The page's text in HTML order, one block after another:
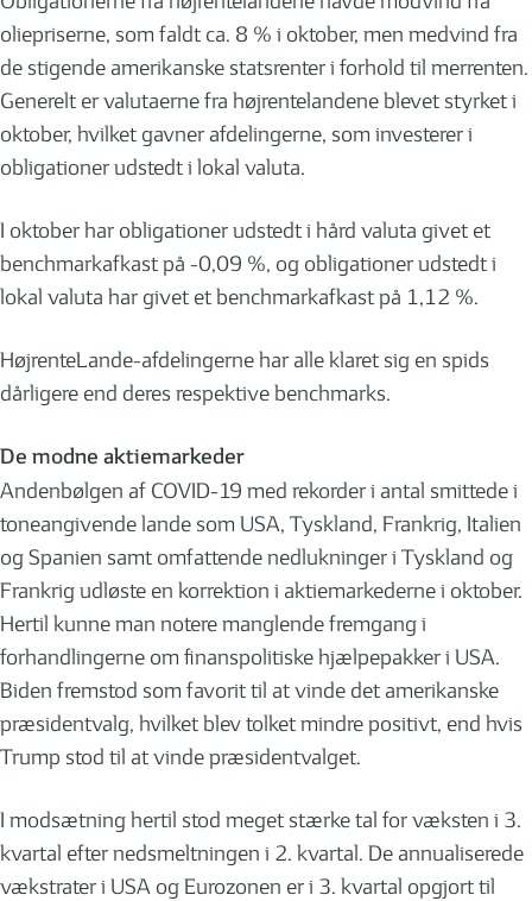
oliepriserne, som faldt ca. 8 % i oktober, men medvind fra
de stigende amerikanske statsrenter i forhold til merrenten.
Generelt er valutaerne fra højrentelandene blevet styrket i
oktober, hvilket gavner afdelingerne, som investerer i
obligationer udstedt i lokal valuta.
I oktober har obligationer udstedt i hård valuta givet et
benchmarkafkast på -0,09 %, og obligationer udstedt i
lokal valuta har givet et benchmarkafkast på 1,12 %.
HøjrenteLande-afdelingerne har alle klaret sig en spids
dårligere end deres respektive benchmarks.
De modne aktiemarkeder
Andenbølgen af COVID-19 med rekorder i antal smittede i
toneangivende lande som USA, Tyskland, Frankrig, Italien
og Spanien samt omfattende nedlukninger i Tyskland og
Frankrig udløste en korrektion i aktiemarkederne i oktober.
Hertil kunne man notere manglende fremgang i
forhandlingerne om finanspolitiske hjælpepakker i USA.
Biden fremstod som favorit til at vinde det amerikanske
præsidentvalg, hvilket blev tolket mindre positivt, end hvis
Trump stod til at vinde præsidentvalget.
I modsætning hertil stod meget stærke tal for væksten i 3.
kvartal efter nedsmeltningen i 2. kvartal. De annualiserede
vækstrater i USA og Eurozonen er i 3. kvartal opgjort til